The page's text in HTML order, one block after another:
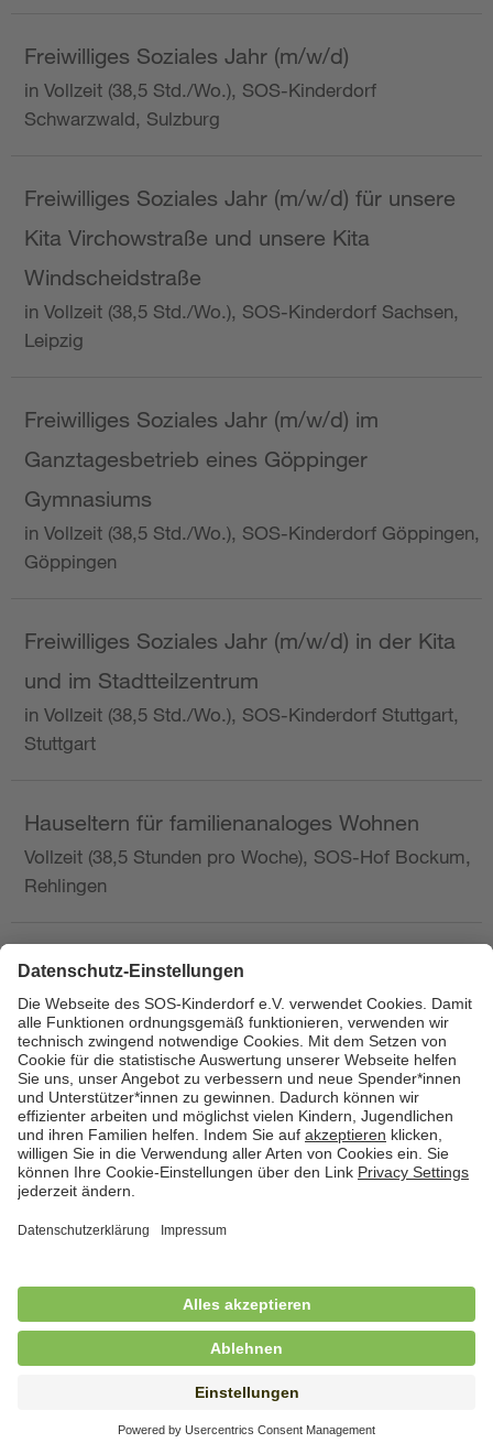
Freiwilliges Soziales Jahr (m/w/d)
in Vollzeit (38,5 Std./Wo.), SOS-Kinderdorf
Schwarzwald, Sulzburg
Freiwilliges Soziales Jahr (m/w/d) für unsere
Kita Virchowstraße und unsere Kita
Windscheidstraße
in Vollzeit (38,5 Std./Wo.), SOS-Kinderdorf Sachsen,
Leipzig
Freiwilliges Soziales Jahr (m/w/d) im
Ganztagesbetrieb eines Göppinger
Gymnasiums
in Vollzeit (38,5 Std./Wo.), SOS-Kinderdorf Göppingen,
Göppingen
Freiwilliges Soziales Jahr (m/w/d) in der Kita
und im Stadtteilzentrum
in Vollzeit (38,5 Std./Wo.), SOS-Kinderdorf Stuttgart,
Stuttgart
Hauseltern für familienanaloges Wohnen
Vollzeit (38,5 Stunden pro Woche), SOS-Hof Bockum,
Rehlingen
Hauswirtschafterin / Köchin (m/w/d) als
Ausbilderin (m/w/d) im Bereich
Nahrungszubereitung
in Vollzeit (38,5 Std./Wo.), SOS-Kinderdorf
Saarbrücken, Saarbrücken
Hauswirtschaftskraft (m/w/d)
in Teilzeit (mind. 20 - max. 30 Std./.Wo.), SOS-
Hauswirtschaftskraft (m/w/d)
in unbefristeter Anstellung, Teilzeit (20 Std./Wo.), SOS-
Kinderdorf Dortmund, Hagen